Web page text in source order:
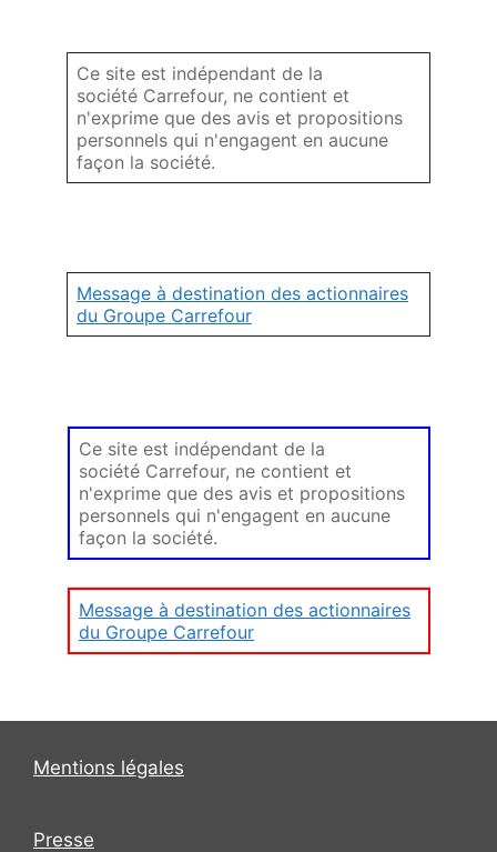
Ce site est indépendant de la
société Carrefour, ne contient et
n'exprime que des avis et propositions
personnels qui n'engagent en aucune
façon la société.
Message à destination des actionnaires
du Groupe Carrefour
Ce site est indépendant de la
société Carrefour, ne contient et
n'exprime que des avis et propositions
personnels qui n'engagent en aucune
façon la société.
Message à destination des actionnaires
du Groupe Carrefour
Mentions légales
Presse